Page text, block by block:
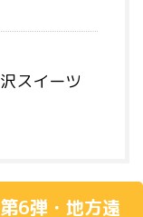
スイーツ
6弾・地方遠